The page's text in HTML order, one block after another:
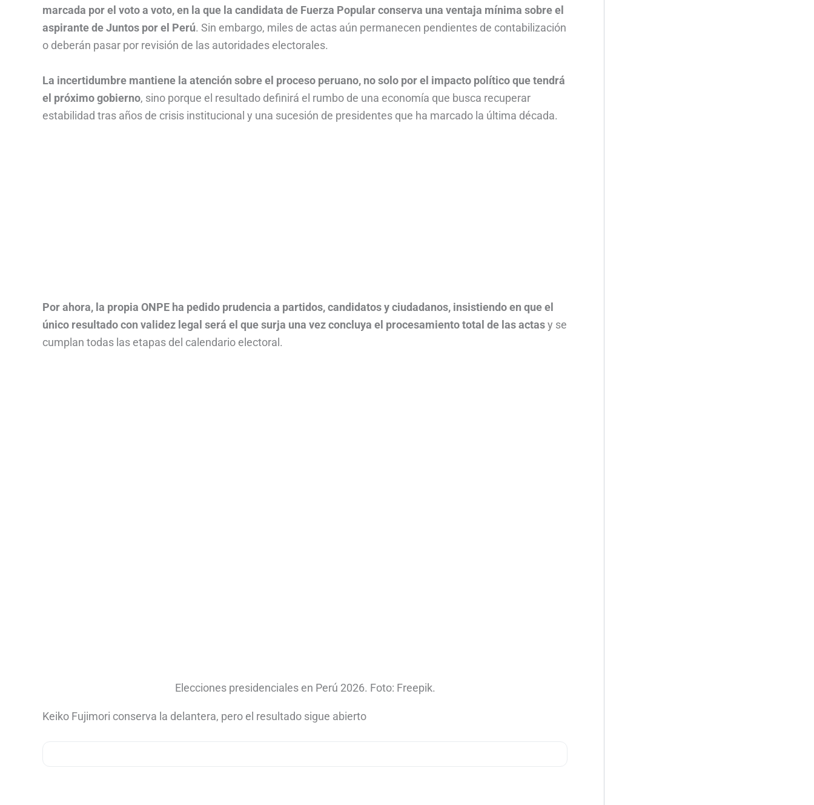
marcada por el voto a voto, en la que la candidata de Fuerza Popular conserva una ventaja mínima sobre el
aspirante de Juntos por el Perú. Sin embargo, miles de actas aún permanecen pendientes de contabilización
o deberán pasar por revisión de las autoridades electorales.
La incertidumbre mantiene la atención sobre el proceso peruano, no solo por el impacto político que tendrá
el próximo gobierno, sino porque el resultado definirá el rumbo de una economía que busca recuperar
estabilidad tras años de crisis institucional y una sucesión de presidentes que ha marcado la última década.
Por ahora, la propia ONPE ha pedido prudencia a partidos, candidatos y ciudadanos, insistiendo en que el
único resultado con validez legal será el que surja una vez concluya el procesamiento total de las actasy se
cumplan todas las etapas del calendario electoral.
Elecciones presidenciales en Perú 2026. Foto: Freepik.
Keiko Fujimori conserva la delantera, pero el resultado sigue abierto